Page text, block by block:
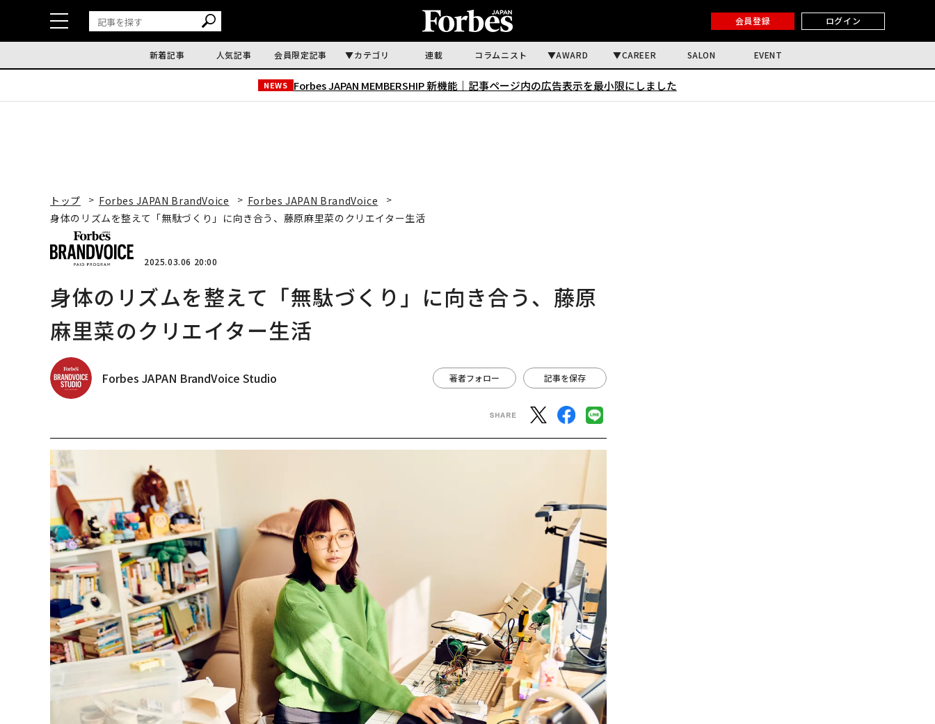
会員登録 ログイン
新着記事 人気記事 会員限定記事 カテゴリ 連載 コラムニスト AWARD CAREER SALON EVENT
NEWS Forbes JAPAN MEMBERSHIP 新機能｜ 記事ページ内の広告表示を最小限にしました
トップ Forbes JAPAN BrandVoice
Forbes JAPAN BrandVoice
身体のリズムを整えて「無駄づくり」に向き合う、藤原麻里菜のクリエイター生活
2025.03.06 20:00
身体のリズムを整えて「無駄づくり」に向き合う、藤原
麻里菜のクリエイター生活
Forbes JAPAN BrandVoice Studio 著者フォロー 記事を保存